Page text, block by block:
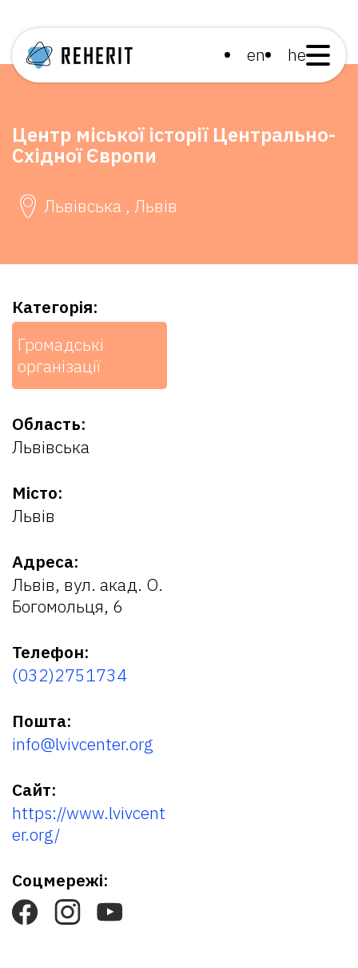
en he
Центр міської історії Центрально-
Східної Європи
Львівська , Львів
Категорія:
Громадські
організації
Область:
Львівська
Місто:
Львів
Адреса:
Львів, вул. акад. О.
Богомольця, 6
Телефон:
(032)2751734
Пошта:
info@lvivcenter.org
Сайт:
https://www.lvivcent
er.org/
Соцмережі: